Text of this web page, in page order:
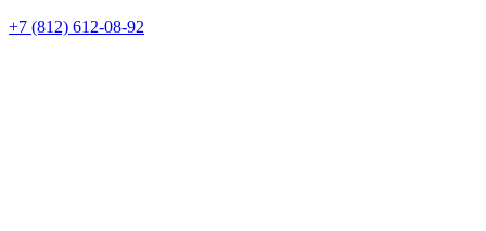
+7 (812) 612-08-92